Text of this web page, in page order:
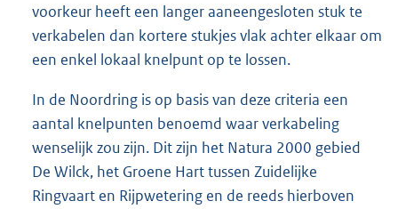
voorkeur heeft een langer aaneengesloten stuk te
verkabelen dan kortere stukjes vlak achter elkaar om
een enkel lokaal knelpunt op te lossen.
In de Noordring is op basis van deze criteria een
aantal knelpunten benoemd waar verkabeling
wenselijk zou zijn. Dit zijn het Natura 2000 gebied
De Wilck, het Groene Hart tussen Zuidelijke
Ringvaart en Rijpwetering en de reeds hierboven